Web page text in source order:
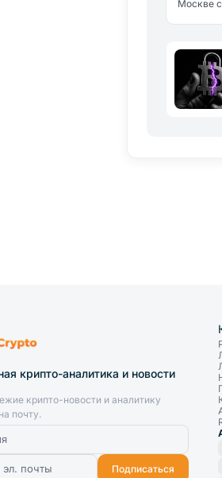
Москве с
крипто-аналитика и новости
крипто-новости и аналитику
почту.
Подписаться